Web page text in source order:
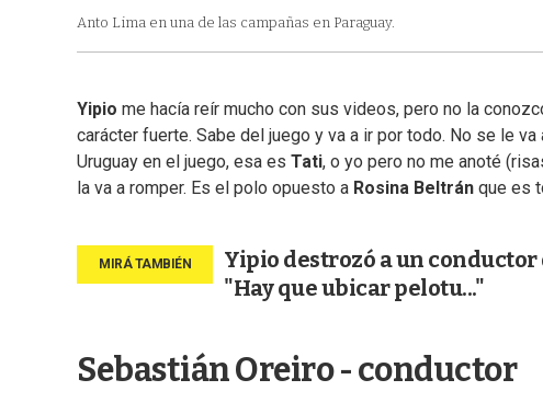
Anto Lima en una de las campañas en Paraguay.
Yipio me hacía reír mucho con sus videos, pero no la
carácter fuerte. Sabe del juego y va a ir por todo. No se le
Uruguay en el juego, esa es Tati, o yo pero no me anoté
la va a romper. Es el polo opuesto a Rosina Beltrán que es
Yipio destrozó a un conductor
"Hay que ubicar pelotu..."
Sebastián Oreiro - conductor